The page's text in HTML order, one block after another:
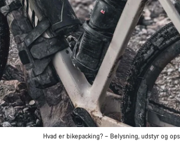
Hvad er bikepacking? – Belysning, udstyr og